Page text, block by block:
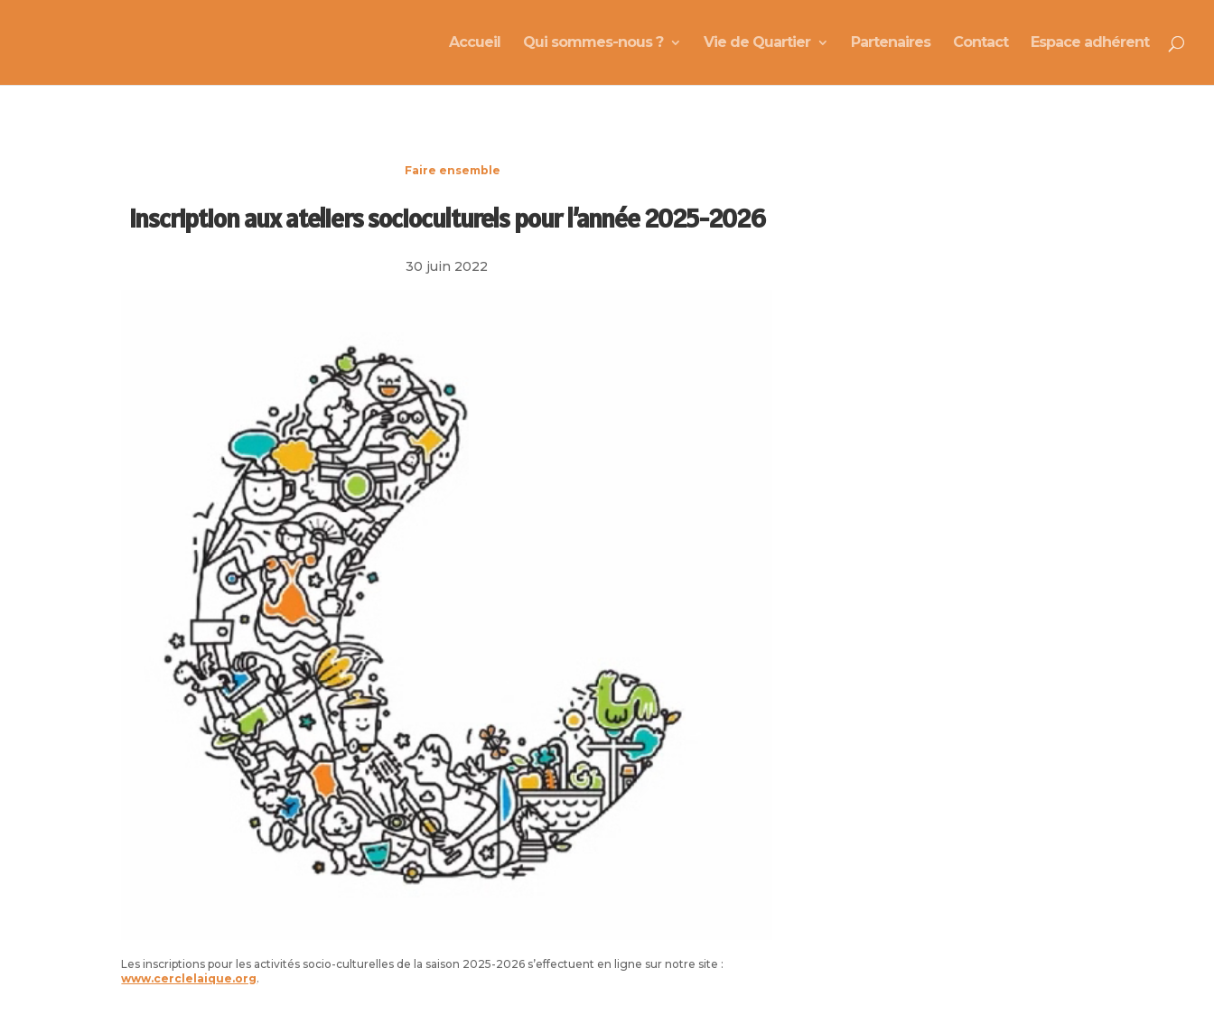
Accueil Qui sommes-nous ? Vie de Quartier Partenaires Contact Espace adhérent
Faire ensemble
Inscription aux ateliers socioculturels pour l’année 2025-2026
30 juin 2022
Les inscriptions pour les activités socio-culturelles de la saison 2025-2026 s’effectuent en ligne sur notre site :
www.cerclelaique.org.